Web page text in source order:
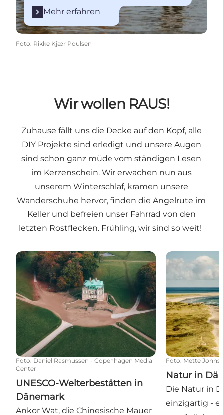
Mehr erfahren
Foto: Rikke Kjær Poulsen
Wir wollen RAUS!
Zuhause fällt uns die Decke auf den Kopf, alle
DIY Projekte sind erledigt und unsere Augen
sind schon ganz müde vom ständigen Lesen
im Kerzenschein. Wir erwachen nun aus
unserem Winterschlaf, kramen unsere
Wanderschuhe hervor, finden die Angelrute im
Keller und befreien unser Fahrrad von den
letzten Rostflecken. Frühling, wir sind so weit!
UNESCO-Welterbestätten in Dänemark
Foto: Daniel Rasmussen - Copenhagen Media
Center
UNESCO-Welterbestätten in
Dänemark
Ankor Wat, die Chinesische Mauer
Natur in
Foto: Mette
Natur in
Die Natur in
einzigartig -